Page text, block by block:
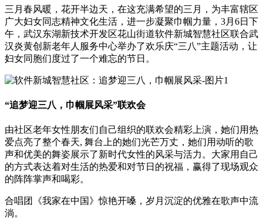
三月春风暖，花开半边天，在这充满希望的三月，为丰富辖区
广大妇女同志精神文化生活，进一步凝聚巾帼力量，3月6日下
午，武汉东湖新技术开发区花山街道软件新城智慧社区联合武
汉炎黄创新老年人服务中心举办了欢乐庆“三八”主题活动，让
妇女同胞们度过了一个难忘的节日。
“追梦迎三八，巾帼展风采”联欢会
由社区老年女性朋友们自己组织的联欢会精彩上演，她们用热
爱点亮了整个春天, 舞台上的她们光芒万丈，她们用动听的歌
声和优美的舞姿展示了新时代女性的风采与活力。大家用自己
的方式表达着对生活的热爱和对节日的祝福，赢得了现场观众
的阵阵掌声和喝彩。
合唱团《我家在中国》惊艳开嗓，岁月沉淀的优雅在歌声中流
淌。